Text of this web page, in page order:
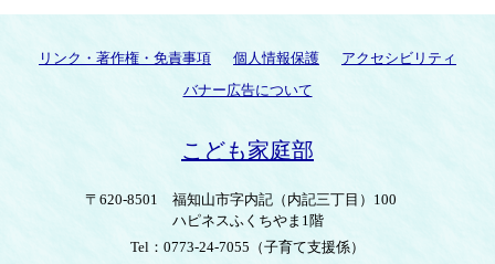
リンク・著作権・免責事項 個人情報保護
アクセシビリティ
バナー広告について
こども家庭部
〒620-8501 福知山市字内記（内記三丁目）100
ハピネスふくちやま1階
Tel：0773-24-7055 （子育て支援係）